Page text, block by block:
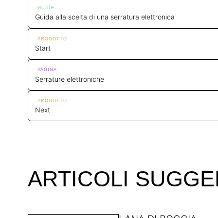
GUIDE
Guida alla scelta di una serratura elettronica
PRODOTTO
Start
PAGINA
Serrature elettroniche
PRODOTTO
Next
ARTICOLI